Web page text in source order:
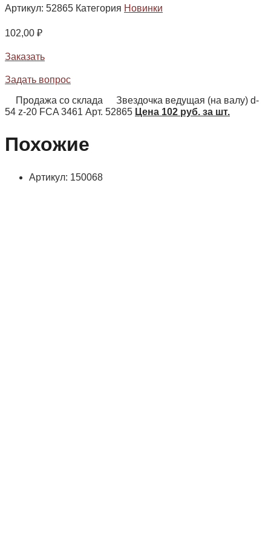
Артикул: 52865 Категория Новинки
102,00 ₽
Заказать
Задать вопрос
Продажа со склада
Звездочка ведущая (на валу) d-
54 z-20 FCA 3461 Арт. 52865 Цена 102 руб. за шт.
Похожие
Артикул: 150068